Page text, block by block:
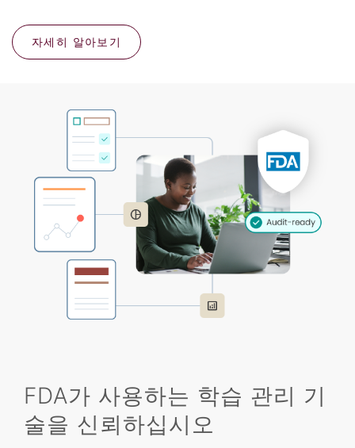
자세히 알아보기
FDA가 사용하는 학습 관리 기
술을 신뢰하십시오